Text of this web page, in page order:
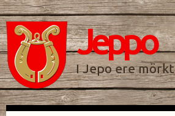
Hyppää
pääsisältöön
Skip to
navigation
Jeppo
I Jepo ere mörkt
HAKULOMAKE